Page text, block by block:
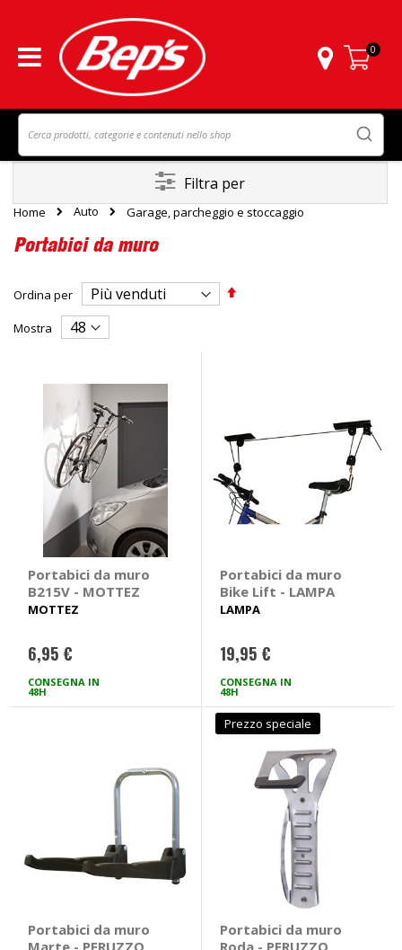
Carrello
0
Home Auto Garage, parcheggio e stoccaggio
Portabici da muro
Ordina per
Imposta
Mostra
Portabici da muro
B215V - MOTTEZ
MOTTEZ
6,95 €
CONSEGNA IN
48H
Portabici da muro
Bike Lift - LAMPA
LAMPA
19,95 €
CONSEGNA IN
48H
Portabici da muro
Marte - PERUZZO
Prezzo speciale
Portabici da muro
Roda - PERUZZO
Filtra per